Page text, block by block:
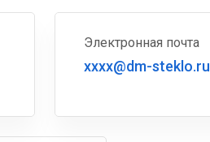
Электронная почта
xxxx@dm-steklo.ru